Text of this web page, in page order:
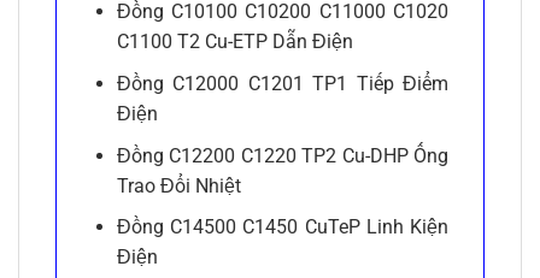
Đồng C10100 C10200 C11000 C1020
C1100 T2 Cu-ETP Dẫn Điện
Đồng C12000 C1201 TP1 Tiếp Điểm
Điện
Đồng C12200 C1220 TP2 Cu-DHP Ống
Trao Đổi Nhiệt
Đồng C14500 C1450 CuTeP Linh Kiện
Điện